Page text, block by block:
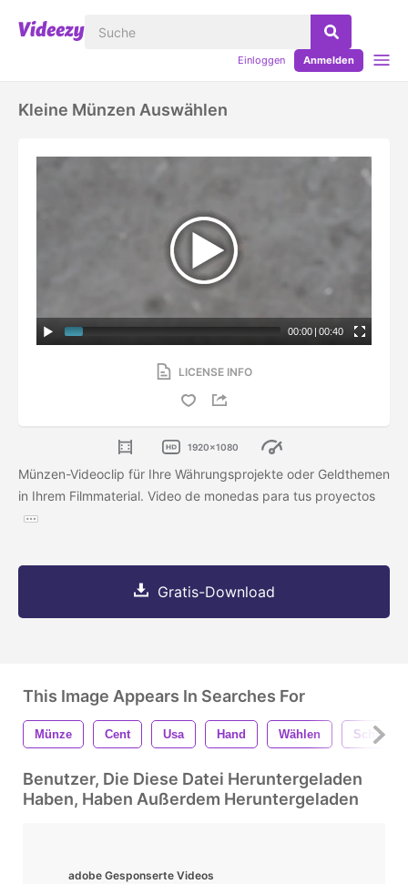
Einloggen Anmelden
Kleine Münzen Auswählen
00:00 | 00:40
LICENSE INFO
1920x1080
Münzen-Videoclip für Ihre Währungsprojekte oder Geldthemen
in Ihrem Filmmaterial. Video de monedas para tus proyectos
Gratis-Download
This Image Appears In Searches For
Münze Cent Usa Hand Wählen
Benutzer, Die Diese Datei Heruntergeladen
Haben, Haben Außerdem Heruntergeladen
adobe Gesponserte Videos